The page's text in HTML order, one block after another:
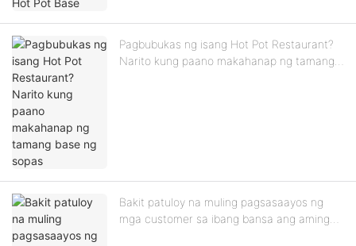
Pagbubukas ng isang Hot Pot Restaurant?
Narito kung paano makahanap ng tamang
Bakit patuloy na muling pagsasaayos ng
mga customer sa ibang bansa ang aming